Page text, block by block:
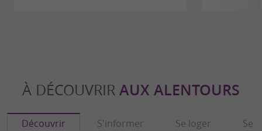
À DÉCOUVRIR AUX ALENTOURS
Découvrir S'informer Se loger Se